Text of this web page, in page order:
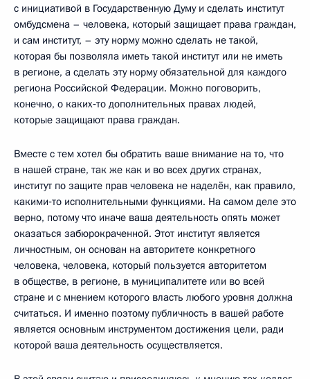
с инициативой в Государственную Думу и сделать институт
омбудсмена – человека, который защищает права граждан,
и сам институт, – эту норму можно сделать не такой,
которая бы позволяла иметь такой институт или не иметь
в регионе, а сделать эту норму обязательной для каждого
региона Российской Федерации. Можно поговорить,
конечно, о каких‑то дополнительных правах людей,
которые защищают права граждан.
Вместе с тем хотел бы обратить ваше внимание на то, что
в нашей стране, так же как и во всех других странах,
институт по защите прав человека не наделён, как правило,
какими‑то исполнительными функциями. На самом деле это
верно, потому что иначе ваша деятельность опять может
оказаться забюрокраченной. Этот институт является
личностным, он основан на авторитете конкретного
человека, человека, который пользуется авторитетом
в обществе, в регионе, в муниципалитете или во всей
стране и с мнением которого власть любого уровня должна
считаться. И именно поэтому публичность в вашей работе
является основным инструментом достижения цели, ради
которой ваша деятельность осуществляется.